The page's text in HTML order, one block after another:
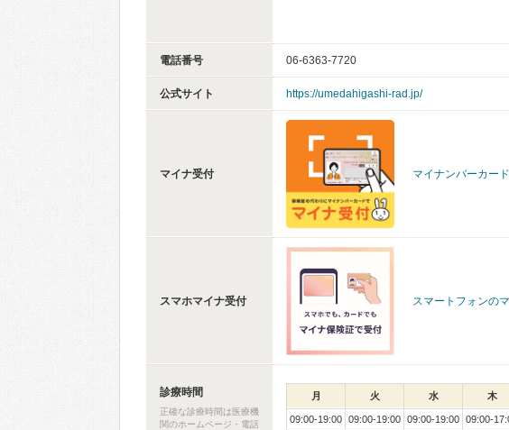
電話番号 06-6363-7720
公式サイト https://umedahigashi-rad.jp/
マイナ受付 マイナンバーカー
スマホマイナ受付 スマートフォンの
診療時間
正確な診療時間は医療機
関のホームページ・電話
月 火 水 木
09:00-19:00 09:00-19:00 09:00-19:00 09:00-